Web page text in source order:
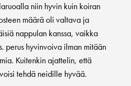
niin hyvin kuin koiran
määrä oli valtava ja
nappulan kanssa, vaikka
perus hyvinvoiva ilman mitään
Kuitenkin ajattelin, että
tehdä neidille hyvää.